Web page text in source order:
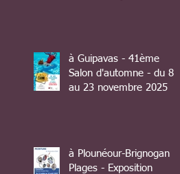
à Guipavas - 41ème
Salon d'automne - du 8
au 23 novembre 2025
à Plounéour-Brignogan
Plages - Exposition